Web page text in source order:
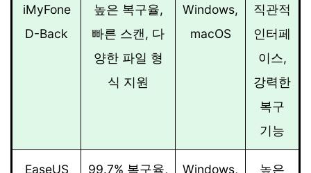
iMyFone
D-Back
높은 복구율,
빠른 스캔, 다
양한 파일 형
식 지원
Windows,
macOS
직관적
인터페
이스,
강력한
복구
기능
EaseUS
99.7% 복구율,
Windows,
높은